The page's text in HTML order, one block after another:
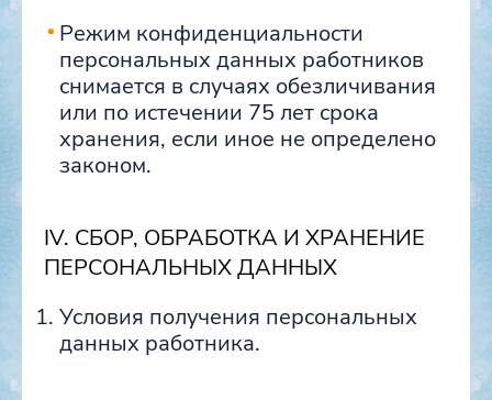
Режим конфиденциальности
персональных данных работников
снимается в случаях обезличивания
или по истечении 75 лет срока
хранения, если иное не определено
законом.
IV. СБОР, ОБРАБОТКА И ХРАНЕНИЕ
ПЕРСОНАЛЬНЫХ ДАННЫХ
Условия получения персональных
данных работника.